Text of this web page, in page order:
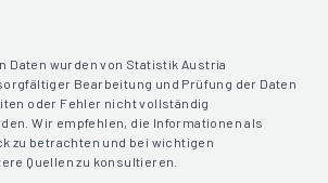
Daten wurden von Statistik Austria
Bearbeitung und Prüfung der Daten
oder Fehler nicht vollständig
Wir empfehlen, die Informationen als
zu betrachten und bei wichtigen
Quellen zu konsultieren.